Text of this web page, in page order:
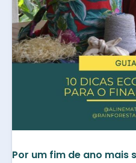
Por um fim de ano mais